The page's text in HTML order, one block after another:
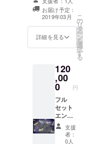
間半～2
時間ほ
どの作
備考欄
へ入れ
DVDか
BlueRa
y（ブ
ルーレ
イ）ど
ちらか
ご記入
お願い
します
真を中心に旅の
中で見た綺麗な
形式をまとめて
一冊に詰め込ん
だ延べ100ペー
元にどうぞ。
（画像は室戸岬
お届け予定：
2019年03月
詳細を見る
こ
の
リ
タ
ー
ン
を
選
択
す
る
120
,00
0 円
フル
セット
エンド
ロール
へのお
名前入
支援
者：
0人